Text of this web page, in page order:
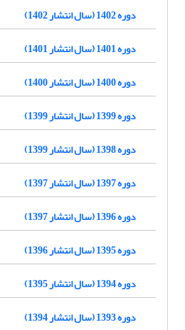
دوره 1402 (سال انتشار 1402)
دوره 1401 (سال انتشار 1401)
دوره 1400 (سال انتشار 1400)
دوره 1399 (سال انتشار 1399)
دوره 1398 (سال انتشار 1399)
دوره 1397 (سال انتشار 1397)
دوره 1396 (سال انتشار 1397)
دوره 1395 (سال انتشار 1396)
دوره 1394 (سال انتشار 1395)
دوره 1393 (سال انتشار 1394)